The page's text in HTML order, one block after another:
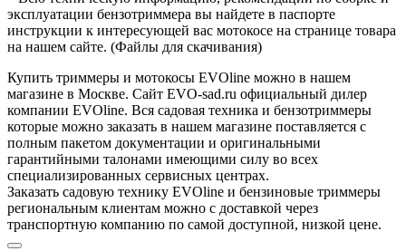
эксплуатации бензотриммера вы найдете в паспорте
инструкции к интересующей вас мотокосе на странице товара
на нашем сайте. (Файлы для скачивания)
Купить триммеры и мотокосы EVOline можно в нашем
магазине в Москве. Сайт EVO-sad.ru официальный дилер
компании EVOline. Вся садовая техника и бензотриммеры
которые можно заказать в нашем магазине поставляется с
полным пакетом документации и оригинальными
гарантийными талонами имеющими силу во всех
специализированных сервисных центрах.
Заказать садовую технику EVOline и бензиновые триммеры
региональным клиентам можно с доставкой через
транспортную компанию по самой доступной, низкой цене.